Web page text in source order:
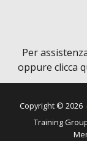
Per
oppure clicca
Copyright © 2026
Training